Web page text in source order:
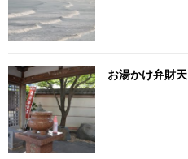
お湯かけ弁財天